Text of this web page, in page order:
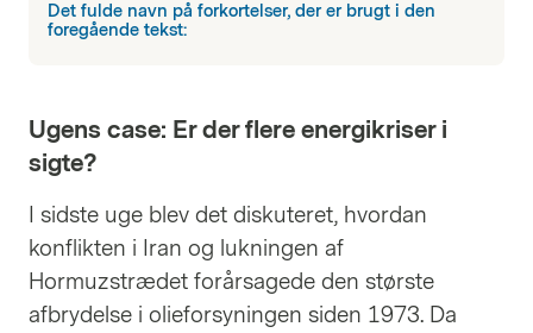
Det fulde navn på forkortelser, der er brugt i den
foregående tekst:
Ugens case: Er der flere energikriser i
sigte?
I sidste uge blev det diskuteret, hvordan
konflikten i Iran og lukningen af
Hormuzstrædet forårsagede den største
afbrydelse i olieforsyningen siden 1973. Da